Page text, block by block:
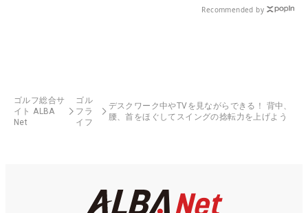
Recommended by
ゴルフ総合サ
イト ALBA
Net
ゴル
フラ
イフ
デスクワーク中やTVを見ながらできる！ 背中、
腰、首をほぐしてスイングの捻転力を上げよう